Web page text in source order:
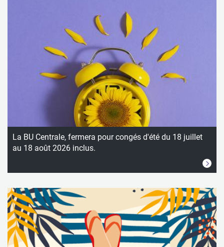
La BU Centrale, fermera pour congés d'été du 18 juillet
au 18 août 2026 inclus.